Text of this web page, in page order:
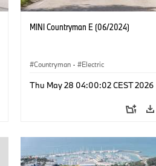
MINI Countryman E (06/2024)
Countryman · Electric
Thu May 28 04:00:02 CEST 2026